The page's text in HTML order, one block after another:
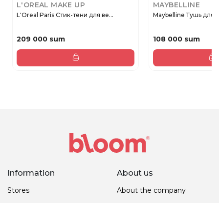
L'OREAL MAKE UP
L'Oreal Paris Стик-тени для ве...
209 000 sum
MAYBELLINE
Maybelline Тушь для
108 000 sum
Information
Stores
About us
About the company